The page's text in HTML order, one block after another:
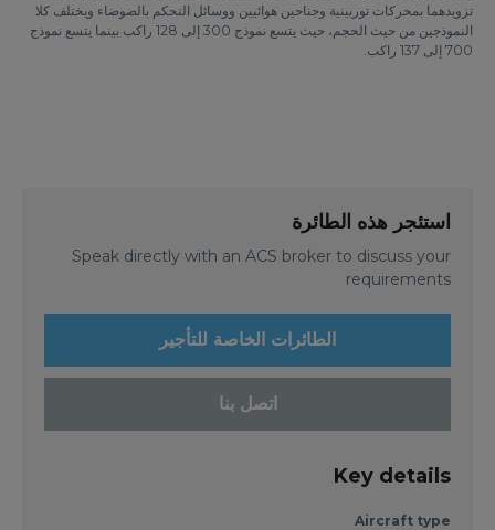
تزويدهما بمحركات توربينية وجناحين هوائيين ووسائل التحكم بالضوضاء ويختلف كلا
النموذجين من حيث الحجم، حيث يتسع نموذج 300 إلى 128 راكب بينما يتسع نموذج
700 إلى 137 راكب.
استئجر هذه الطائرة
Speak directly with an ACS broker to discuss your
requirements
الطائرات الخاصة للتأجير
اتصل بنا
Key details
Aircraft type